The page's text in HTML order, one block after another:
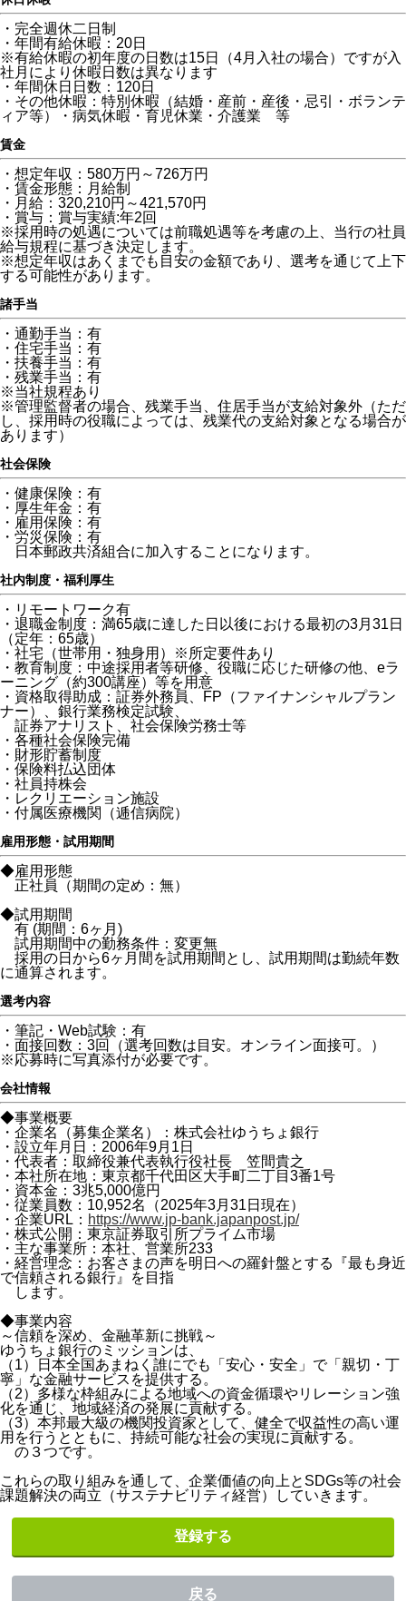
・完全週休二日制
・年間有給休暇：20日
※有給休暇の初年度の日数は15日（4月入社の場合）ですが入
社月により休暇日数は異なります
・年間休日日数：120日
・その他休暇：特別休暇（結婚・産前・産後・忌引・ボランテ
ィア等）・病気休暇・育児休業・介護業 等
賃金
・想定年収：580万円～726万円
・賃金形態：月給制
・月給：320,210円～421,570円
・賞与：賞与実績:年2回
※採用時の処遇については前職処遇等を考慮の上、当行の社員
給与規程に基づき決定します。
※想定年収はあくまでも目安の金額であり、選考を通じて上下
する可能性があります。
諸手当
・通勤手当：有
・住宅手当：有
・扶養手当：有
・残業手当：有
※当社規程あり
※管理監督者の場合、残業手当、住居手当が支給対象外（ただ
し、採用時の役職によっては、残業代の支給対象となる場合が
あります）
社会保険
・健康保険：有
・厚生年金：有
・雇用保険：有
・労災保険：有
日本郵政共済組合に加入することになります。
社内制度・福利厚生
・リモートワーク有
・退職金制度：満65歳に達した日以後における最初の3月31日
（定年：65歳）
・社宅（世帯用・独身用）※所定要件あり
・教育制度：中途採用者等研修、役職に応じた研修の他、eラ
ーニング（約300講座）等を用意
・資格取得助成：証券外務員、FP（ファイナンシャルプラン
ナー）、銀行業務検定試験、
証券アナリスト、社会保険労務士等
・各種社会保険完備
・財形貯蓄制度
・保険料払込団体
・社員持株会
・レクリエーション施設
・付属医療機関（逓信病院）
雇用形態・試用期間
◆雇用形態
正社員（期間の定め：無）
◆試用期間
有 (期間：6ヶ月)
試用期間中の勤務条件：変更無
採用の日から6ヶ月間を試用期間とし、試用期間は勤続年数
に通算されます。
選考内容
・筆記・Web試験：有
・面接回数：3回（選考回数は目安。オンライン面接可。）
※応募時に写真添付が必要です。
会社情報
◆事業概要
・企業名（募集企業名）：株式会社ゆうちょ銀行
・設立年月日：2006年9月1日
・代表者：取締役兼代表執行役社長 笠間貴之
・本社所在地：東京都千代田区大手町二丁目3番1号
・資本金：3兆5,000億円
・従業員数：10,952名（2025年3月31日現在）
・企業URL： https://www.jp-bank.japanpost.jp/
・株式公開：東京証券取引所プライム市場
・主な事業所：本社、営業所233
・経営理念：お客さまの声を明日への羅針盤とする『最も身近
で信頼される銀行』を目指
します。
◆事業内容
～信頼を深め、金融革新に挑戦～
ゆうちょ銀行のミッションは、
（1）日本全国あまねく誰にでも「安心・安全」で「親切・丁
寧」な金融サービスを提供する。
（2）多様な枠組みによる地域への資金循環やリレーション強
化を通じ、地域経済の発展に貢献する。
（3）本邦最大級の機関投資家として、健全で収益性の高い運
用を行うとともに、持続可能な社会の実現に貢献する。
の３つです。
これらの取り組みを通して、企業価値の向上とSDGs等の社会
課題解決の両立（サステナビリティ経営）していきます。
登録する
戻る